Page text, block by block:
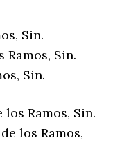
Sin.
Ramos, Sin.
Sin.
Ramos, Sin.
los Ramos,